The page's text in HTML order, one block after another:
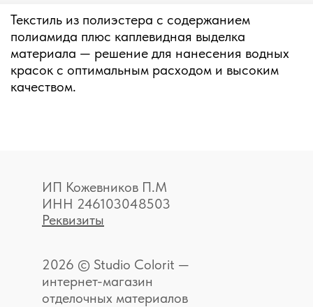
Текстиль из полиэстера с содержанием
полиамида плюс каплевидная выделка
материала — решение для нанесения водных
красок с оптимальным расходом и высоким
качеством.
ИП Кожевников П.М
ИНН 246103048503
Реквизиты
2026 © Studio Colorit —
интернет-магазин
отделочных материалов